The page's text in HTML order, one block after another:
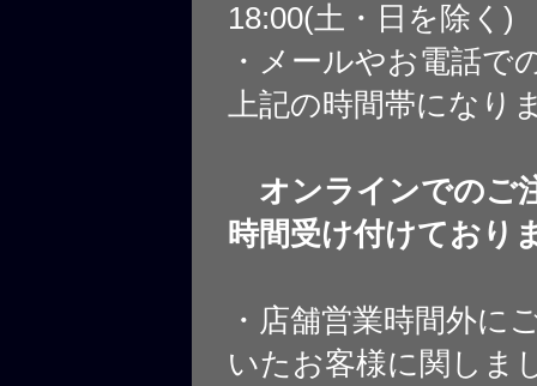
18:00(土・日を除く)
・メールやお電話で
上記の時間帯になり
オンラインでのご
時間受け付けており
・店舗営業時間外に
いたお客様に関しま